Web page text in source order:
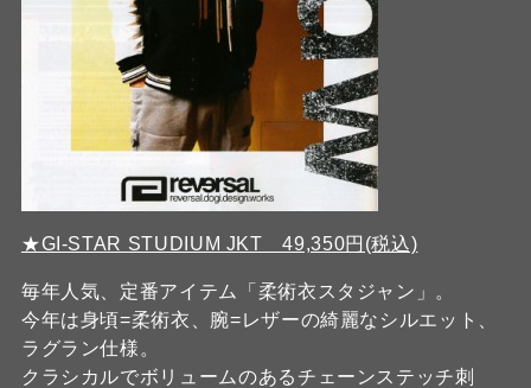
★GI-STAR STUDIUM JKT 49,350円(税込)
毎年人気、定番アイテム「柔術衣スタジャン」。
今年は身頃=柔術衣、腕=レザーの綺麗なシルエット、
ラグラン仕様。
クラシカルでボリュームのあるチェーンステッチ刺